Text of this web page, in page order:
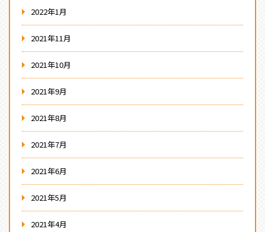
2022年1月
2021年11月
2021年10月
2021年9月
2021年8月
2021年7月
2021年6月
2021年5月
2021年4月